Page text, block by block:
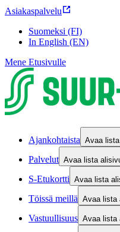
Asiakaspalvelu
Suomeksi (FI)
In English (EN)
Mene Etusivulle
Ajankohtaista Avaa
Palvelut Avaa lista
S-Etukortti Avaa lista
Töissä meillä Avaa lista
Vastuullisuus Avaa lista